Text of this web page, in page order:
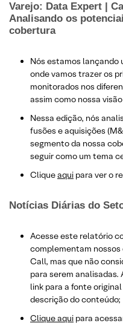
Varejo: Data Expert |
Analisando os
cobertura
Nós estamos lançando
onde vamos trazer os
monitorados nos
assim como nossa
Nessa edição, nós
fusões e aquisições
segmento da nossa
seguir como um tema
Cliqueaqui para ver o
Notícias Diárias do
Acesse este relatório
complementam
Call, mas que não
para serem
link para a fonte
descrição do conteúdo;
Clique aqui para